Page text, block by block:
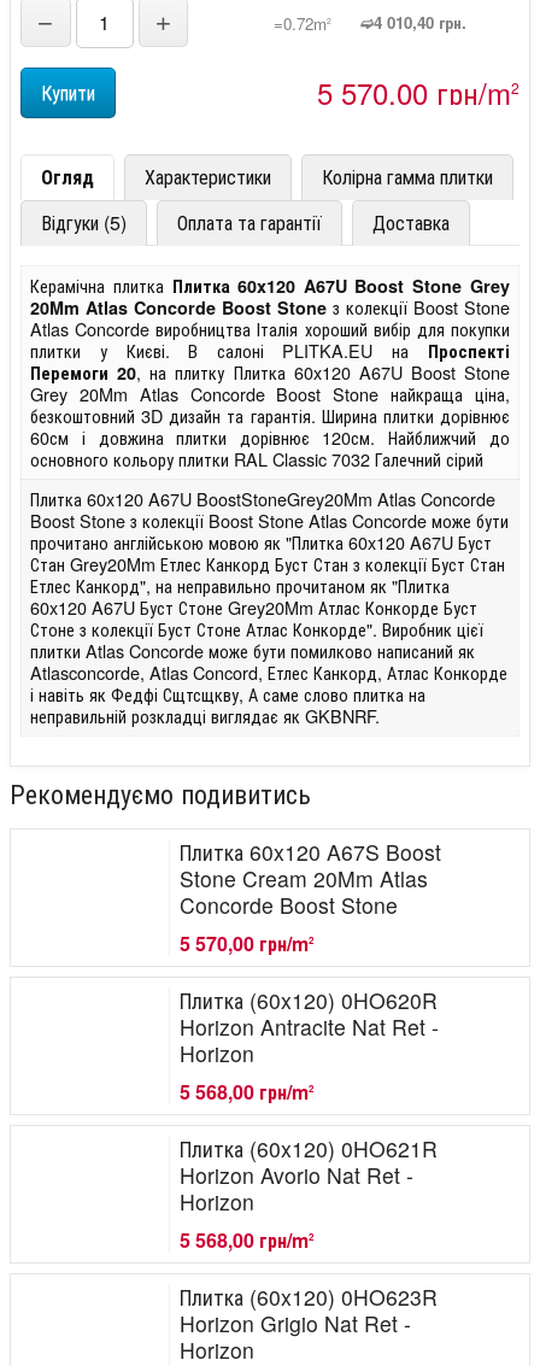
− + =0.72m2 ➫4 010,40 грн.
5 570,00 грн/m2
Огляд Характеристики
Колірна гамма плитки
Відгуки (5)
Оплата та гарантії Доставка
Керамічна плитка Плитка 60x120 A67U Boost Stone Grey
20Mm Atlas Concorde Boost Stone з колекції Boost Stone
Atlas Concorde виробництва Італія хороший вибір для покупки
плитки у Києві. В салоні PLITKA.EU на Проспекті
Перемоги 20, на плитку Плитка 60x120 A67U Boost Stone
Grey 20Mm Atlas Concorde Boost Stone найкраща ціна,
безкоштовний 3D дизайн та гарантія. Ширина плитки дорівнює
60см і довжина плитки дорівнює 120см. Найближчий до
основного кольору плитки RAL Classic 7032 Галечний сірий
Плитка 60x120 A67U BoostStoneGrey20Mm Atlas Concorde
Boost Stone з колекції Boost Stone Atlas Concorde може бути
прочитано англійською мовою як "Плитка 60x120 A67U Буст
Стан Grey20Mm Етлес Канкорд Буст Стан з колекції Буст Стан
Етлес Канкорд", на неправильно прочитаном як "Плитка
60x120 A67U Буст Стоне Grey20Mm Атлас Конкорде Буст
Стоне з колекції Буст Стоне Атлас Конкорде". Виробник цієї
плитки Atlas Concorde може бути помилково написаний як
Atlasconcorde, Atlas Concord, Етлес Канкорд, Атлас Конкорде
і навіть як Федфі Сщтсщкву, А саме слово плитка на
неправильній розкладці виглядає як GKBNRF.
Рекомендуємо подивитись
Плитка 60x120 A67S Boost
Stone Cream 20Mm Atlas
Concorde Boost Stone
5 570,00 грн/m2
Плитка (60x120) 0HO620R
Horizon Antracite Nat Ret -
Horizon
5 568,00 грн/m2
Плитка (60x120) 0HO621R
Horizon Avorio Nat Ret -
Horizon
5 568,00 грн/m2
Плитка (60x120) 0HO623R
Horizon Grigio Nat Ret -
Horizon